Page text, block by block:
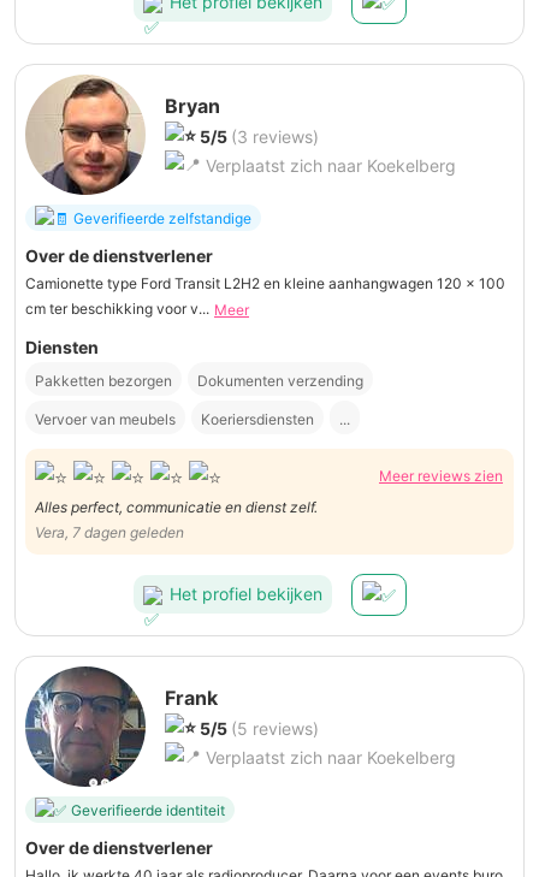
Bryan
5/5 (3 reviews)
Verplaatst zich naar Koekelberg
Geverifieerde zelfstandige
Over de dienstverlener
Camionette type Ford Transit L2H2 en kleine aanhangwagen 120 x 100
cm ter beschikking voor v... Meer
Diensten
Pakketten bezorgen Dokumenten verzending
Vervoer van meubels Koeriersdiensten ...
Meer reviews zien
Alles perfect, communicatie en dienst zelf.
Vera, 7 dagen geleden
Het profiel bekijken
Frank
5/5 (5 reviews)
Verplaatst zich naar Koekelberg
Geverifieerde identiteit
Over de dienstverlener